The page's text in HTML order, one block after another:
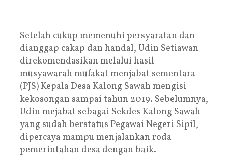
Setelah cukup memenuhi persyaratan dan
dianggap cakap dan handal, Udin Setiawan
direkomendasikan melalui hasil
musyawarah mufakat menjabat sementara
(PJS) Kepala Desa Kalong Sawah mengisi
kekosongan sampai tahun 2019. Sebelumnya,
Udin mejabat sebagai Sekdes Kalong Sawah
yang sudah berstatus Pegawai Negeri Sipil,
dipercaya mampu menjalankan roda
pemerintahan desa dengan baik.